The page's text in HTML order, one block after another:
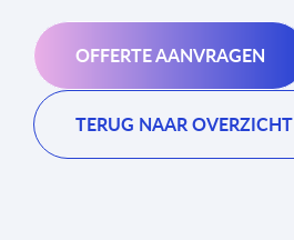
OFFERTE AANVRAGEN
TERUG NAAR OVERZICHT